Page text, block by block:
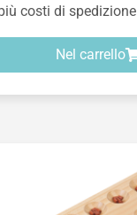
costi di spedizione
Nel carrello